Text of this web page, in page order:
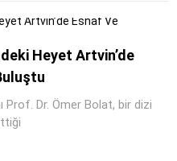
Heyet Artvin’de
Prof. Dr. Ömer Bolat, bir dizi